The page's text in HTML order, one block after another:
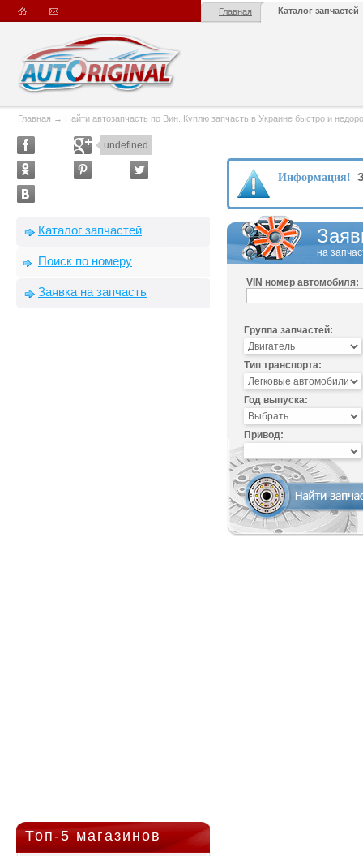
Главная Каталог запчастей
Главная → Найти автозапчасть по Вин. Куплю запчасть в Украине быстро и
undefined
Каталог запчастей
Поиск по номеру
Заявка на запчасть
Топ-5 магазинов
Информация!
на
VIN номер автомобиля:
Группа запчастей:
Тип транспорта:
Год выпуска:
Привод: